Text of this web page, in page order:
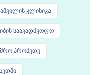
კლინიკა
საავადმყოფო
პრომეთე